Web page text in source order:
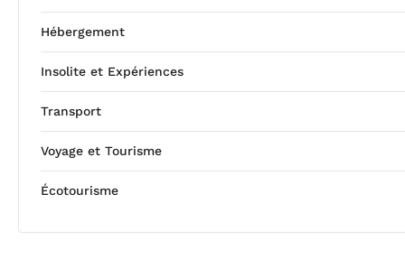
Hébergement
Insolite et Expériences
Transport
Voyage et Tourisme
Écotourisme